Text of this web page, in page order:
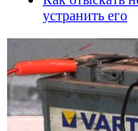
устранить его